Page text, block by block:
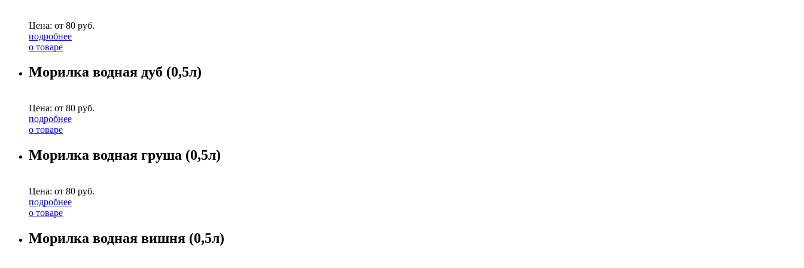
Цена: от 80 руб.
подробнее
о товаре
Морилка водная дуб (0,5л)
Цена: от 80 руб.
подробнее
о товаре
Морилка водная груша (0,5л)
Цена: от 80 руб.
подробнее
о товаре
Морилка водная вишня (0,5л)